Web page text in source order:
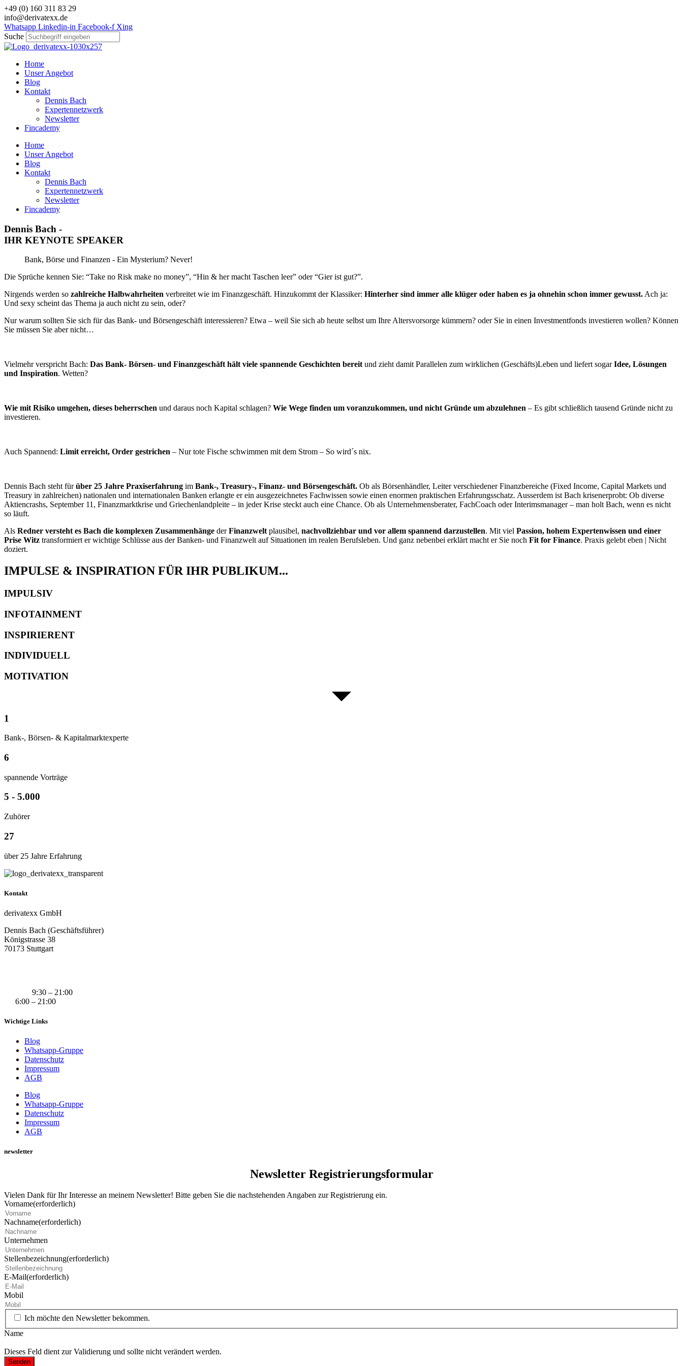
Zum
Inhalt
wechseln
+49 (0) 160 311 83 29
info@derivatexx.de
Whatsapp Linkedin-in Facebook-f Xing
Suche
Home
Unser Angebot
Blog
Kontakt
Dennis Bach
Expertennetzwerk
Newsletter
Fincademy
Home
Unser Angebot
Blog
Kontakt
Dennis Bach
Expertennetzwerk
Newsletter
Fincademy
Dennis Bach -
IHR KEYNOTE SPEAKER
Bank, Börse und Finanzen - Ein Mysterium? Never!
Die Sprüche kennen Sie: “Take no Risk make no money”, “Hin & her macht Taschen leer” oder “Gier ist gut?”.
Nirgends werden so zahlreiche Halbwahrheiten verbreitet wie im Finanzgeschäft. Hinzukommt der Klassiker: Hinterher sind immer alle klüger oder haben es ja ohnehin schon immer gewusst.Ach ja:
Und sexy scheint das Thema ja auch nicht zu sein, oder?
Nur warum sollten Sie sich für das Bank- und Börsengeschäft interessieren? Etwa – weil Sie sich ab heute selbst um Ihre Altersvorsorge kümmern? oder Sie in einen Investmentfonds investieren wollen? Können
Sie müssen Sie aber nicht…
Vielmehr verspricht Bach: Das Bank- Börsen- und Finanzgeschäft hält viele spannende Geschichten bereitund zieht damit Parallelen zum wirklichen (Geschäfts)Leben und liefert sogarIdee, Lösungen
und Inspiration. Wetten?
Wie mit Risiko umgehen, dieses beherrschen und daraus noch Kapital schlagen? Wie Wege finden um voranzukommen, und nicht Gründe um abzulehnen – Es gibt schließlich tausend Gründe nicht zu
investieren.
Auch Spannend: Limit erreicht, Order gestrichen – Nur tote Fische schwimmen mit dem Strom – So wird´s nix.
Dennis Bach steht fürüber 25 Jahre Praxiserfahrung im Bank-, Treasury-, Finanz- und Börsengeschäft. Ob als Börsenhändler, Leiter verschiedener Finanzbereiche (Fixed Income, Capital Markets und
Treasury in zahlreichen) nationalen und internationalen Banken erlangte er ein ausgezeichnetes Fachwissen sowie einen enormen praktischen Erfahrungsschatz. Ausserdem ist Bach krisenerprobt: Ob diverse
Aktiencrashs, September 11, Finanzmarktkrise und Griechenlandpleite – in jeder Krise steckt auch eine Chance. Ob als Unternehmensberater, FachCoach oder Interimsmanager – man holt Bach, wenn es nicht
so läuft.
Als Redner versteht es Bach die komplexen Zusammenhänge derFinanzweltplausibel, nachvollziehbar und vor allem spannend darzustellen. Mit viel Passion, hohem Expertenwissen und einer
Prise Witz transformiert er wichtige Schlüsse aus der Banken- und Finanzwelt auf Situationen im realen Berufsleben. Und ganz nebenbei erklärt macht er Sie noch Fit for Finance. Praxis gelebt eben | Nicht
doziert.
IMPULSE & INSPIRATION FÜR IHR PUBLIKUM...
IMPULSIV
INFOTAINMENT
INSPIRIERENT
INDIVIDUELL
MOTIVATION
1
Bank-, Börsen- & Kapitalmarktexperte
6
spannende Vorträge
5 - 5.000
Zuhörer
27
über 25 Jahre Erfahrung
Kontakt
derivatexx GmbH
Dennis Bach (Geschäftsführer)
Königstrasse 38
70173 Stuttgart
9:30 – 21:00
6:00 – 21:00
Wichtige Links
Blog
Whatsapp-Gruppe
Datenschutz
Impressum
AGB
Blog
Whatsapp-Gruppe
Datenschutz
Impressum
AGB
newsletter
Newsletter Registrierungsformular
Vielen Dank für Ihr Interesse an meinem Newsletter! Bitte geben Sie die nachstehenden Angaben zur Registrierung ein.
Vorname(erforderlich)
Nachname(erforderlich)
Unternehmen
Stellenbezeichnung(erforderlich)
E-Mail(erforderlich)
Mobil
Ich möchte den Newsletter bekommen.
Name
Dieses Feld dient zur Validierung und sollte nicht verändert werden.